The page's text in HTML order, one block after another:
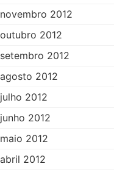
novembro 2012
outubro 2012
setembro 2012
agosto 2012
julho 2012
junho 2012
maio 2012
abril 2012